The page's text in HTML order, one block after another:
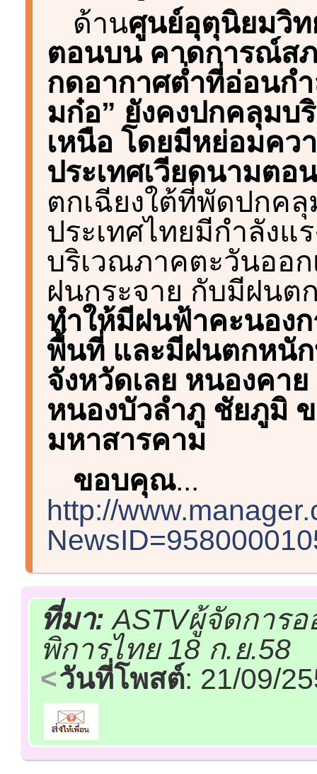
ด้านศูนย์อุตุนิยมวิท
ตอนบน คาดการณ์ส
กดอากาศต่ำที่อ่อนก
มก๋อ” ยังคงปกคลุมบ
เหนือ โดยมีหย่อมค
ประเทศเวียดนามตอ
ตกเฉียงใต้ที่พัดปกค
ประเทศไทยมีกำลัง
บริเวณภาคตะวันออ
ฝนกระจาย กับมีฝนต
ทำให้มีฝนฟ้าคะนอง
พื้นที่ และมีฝนตกหนั
จังหวัดเลย หนองคา
หนองบัวลำภู ชัยภูมิ
มหาสารคาม
ขอบคุณ...
http://
ที่มา: ASTVผู้จัดการ
พิการไทย 18 ก.ย.58
วันที่โพสต์: 21/09/